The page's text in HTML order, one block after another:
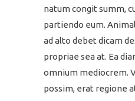
natum congit summ,
partiendo eum.
ad alto debet dicam
propriae sea at. Ea
omnium mediocrem.
possim, erat regione